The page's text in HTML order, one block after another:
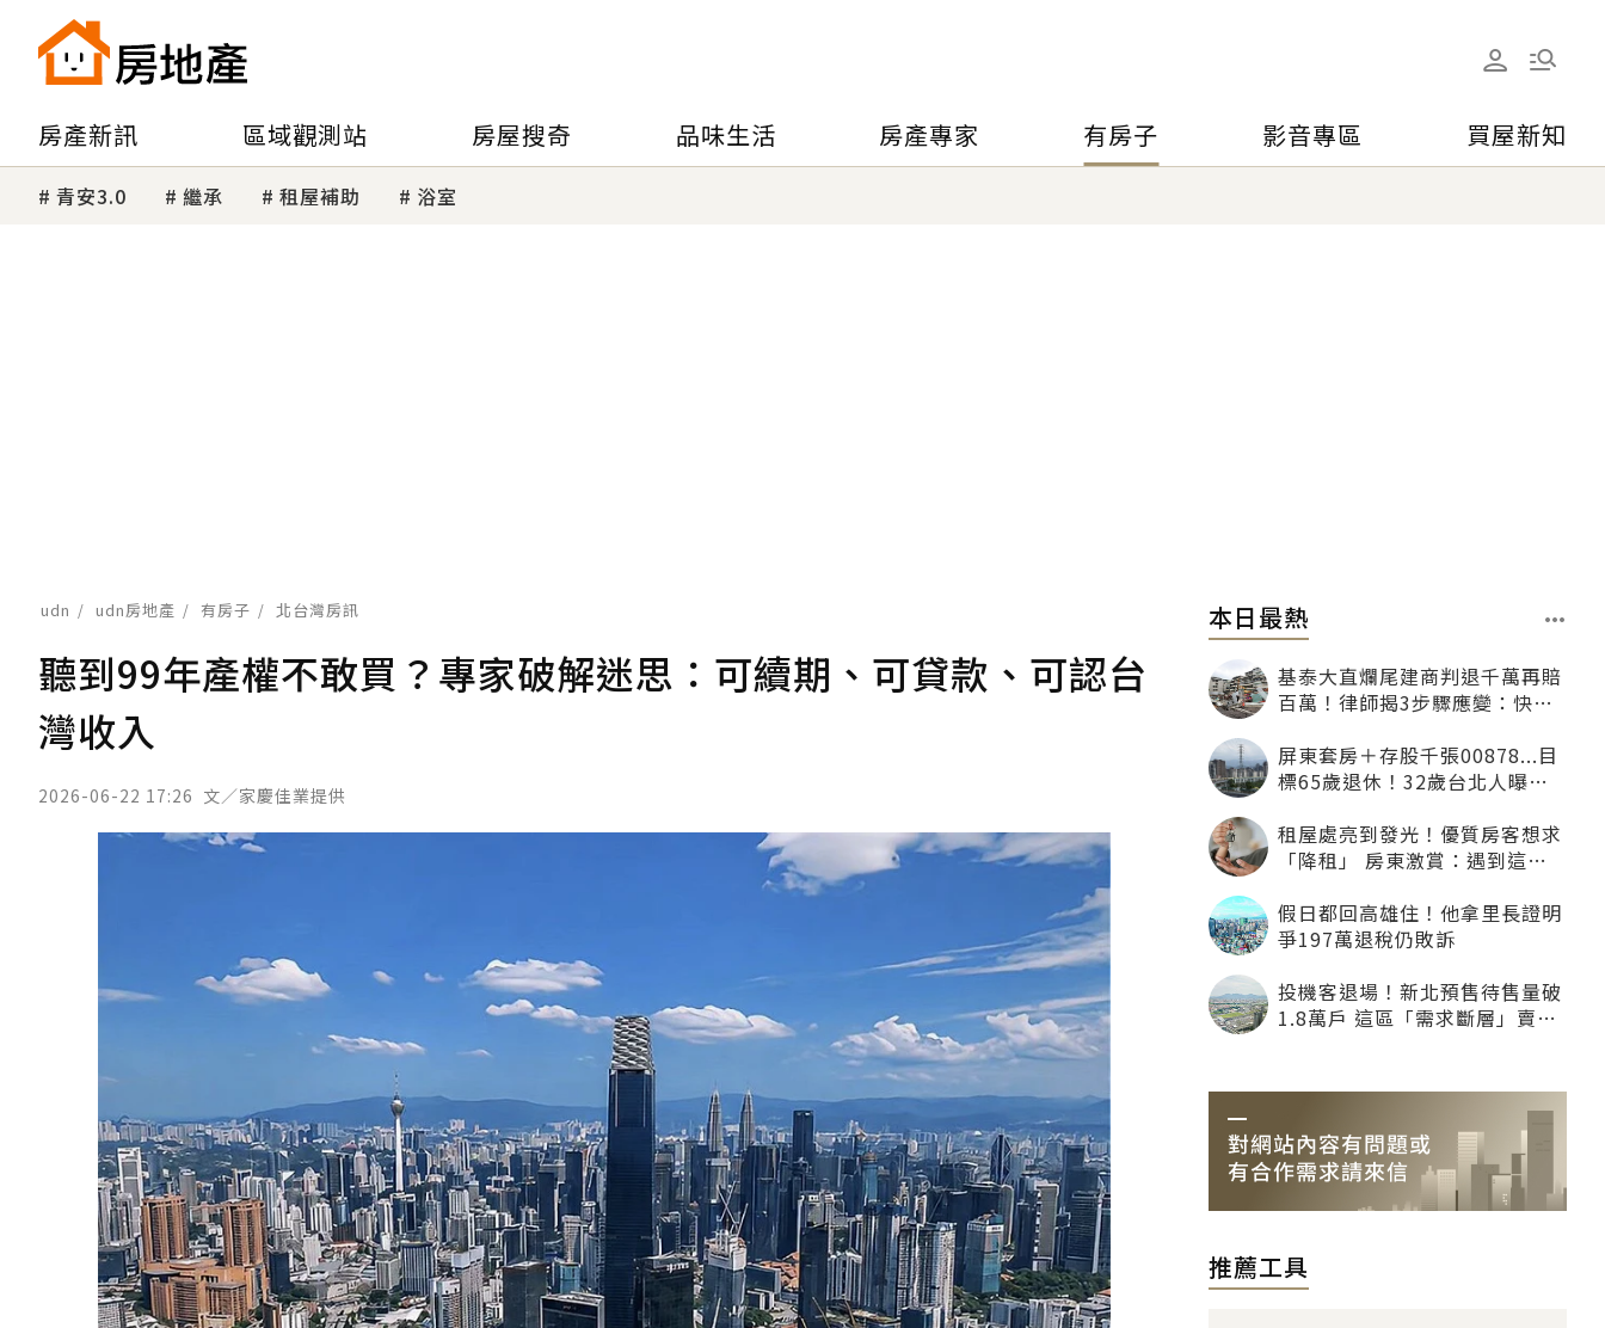
房產新訊 區域觀測站 房屋搜奇 品味生活 房產專家 有房子 影音專區 買屋新知
青安3.0 繼承 租屋補助 浴室
udn udn房地產 有房子 北台灣房訊
聽到99年產權不敢買？專家破解迷思：可續期、可貸款、可認台
灣收入
2026-06-22 17:26 文／家慶佳業提供
本日最熱
基泰大直爛尾建商判退千萬再賠
百萬！律師揭3步驟應變：快通
屏東套房＋存股千張00878...目
標65歲退休！32歲台北人曝：
租屋處亮到發光！優質房客想求
「降租」 房東激賞：遇到這種
假日都回高雄住！他拿里長證明
爭197萬退稅仍敗訴
投機客退場！新北預售待售量破
1.8萬戶 這區「需求斷層」賣壓
推薦工具